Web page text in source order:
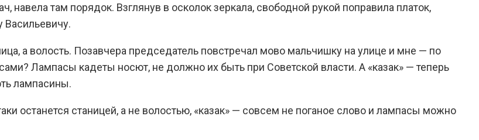
навела там порядок. Взглянув в осколок зеркала, свободной рукой поправила платок,
Васильевичу.
а волость. Позавчера председатель повстречал мово мальчишку на улице и мне — по
Лампасы кадеты носют, не должно их быть при Советской власти. А «казак» — теперь
лампасины.
останется станицей, а не волостью, «казак» — совсем не поганое слово и лампасы можно